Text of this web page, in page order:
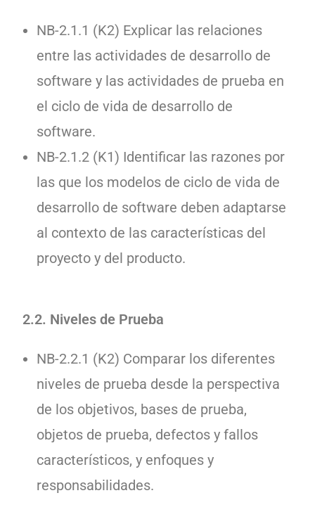
NB-2.1.1 (K2) Explicar las relaciones
entre las actividades de desarrollo de
software y las actividades de prueba en
el ciclo de vida de desarrollo de
software.
NB-2.1.2 (K1) Identificar las razones por
las que los modelos de ciclo de vida de
desarrollo de software deben adaptarse
al contexto de las características del
proyecto y del producto.
2.2. Niveles de Prueba
NB-2.2.1 (K2) Comparar los diferentes
niveles de prueba desde la perspectiva
de los objetivos, bases de prueba,
objetos de prueba, defectos y fallos
característicos, y enfoques y
responsabilidades.